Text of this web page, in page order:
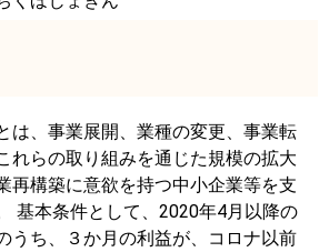
は、事業展開、業種の変更、事業転
れらの取り組みを通じた規模の拡大
再構築に意欲を持つ中小企業等を支
基本条件として、2020年4月以降の
うち、３か月の利益が、コロナ以前